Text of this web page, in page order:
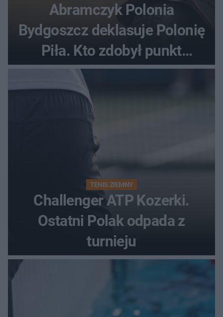
Abramczyk Polonia
Bydgoszcz deklasuje Polonię
Piła. Kto zdobył punkt
bonusowy?
TENIS ZIEMNY
Challenger ATP Kozerki.
Ostatni Polak odpada z
turnieju